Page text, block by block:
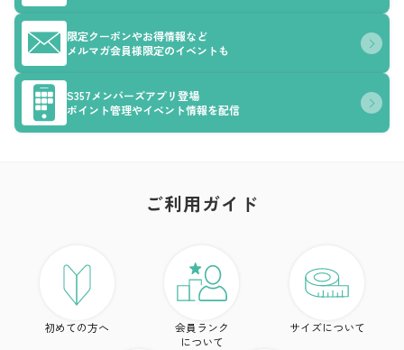
限定クーポンやお得情報など
メルマガ会員様限定のイベントも
S357メンバーズアプリ登場
ポイント管理やイベント情報を配信
ご利用ガイド
初めての方へ
会員ランク
について
サイズについて